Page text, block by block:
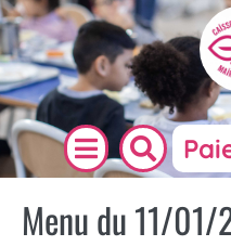
Menu du 11/